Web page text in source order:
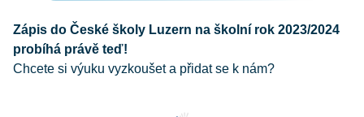
Zápis do České školy Luzern na školní rok 2023/2024
probíhá právě teď!
Chcete si výuku vyzkoušet a přidat se k nám?